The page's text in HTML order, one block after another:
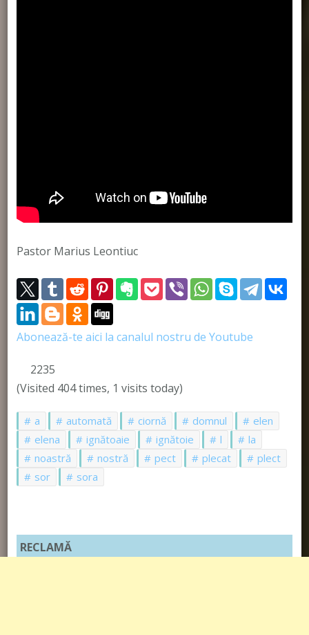
Pastor Marius Leontiuc
Abonează-te aici la canalul nostru de Youtube
2235
(Visited 404 times, 1 visits today)
a automată ciornă domnul
elen
elena
ignătoaie ignătoie l
la
noastră
nostră pect plecat
plect
sor
sora
RECLAMĂ